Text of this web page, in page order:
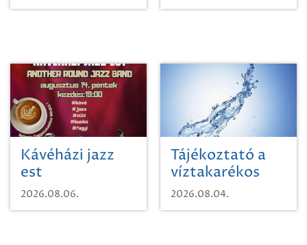
Kávéházi jazz
est
2026.08.06.
Tájékoztató a
víztakarékos
vízhasználatról
2026.08.04.